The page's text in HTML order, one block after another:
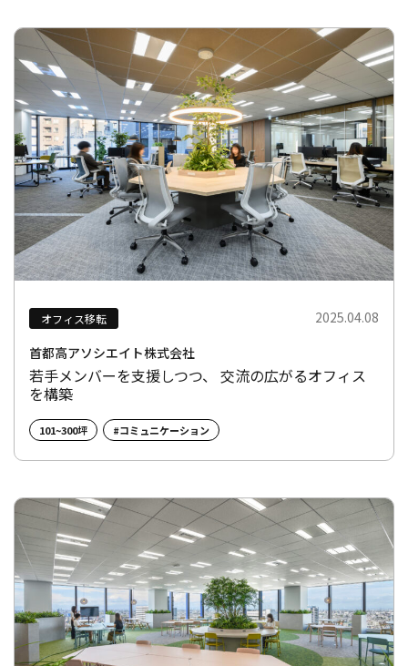
オフィス移転
2025.04.08
首都高アソシエイト株式会社
若手メンバーを支援しつつ、 交流の広がるオフィス
を構築
101~300坪 #コミュニケーション